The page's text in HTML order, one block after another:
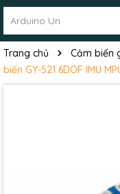
Trang chủ Cảm biến
biến GY-521 6DOF IMU